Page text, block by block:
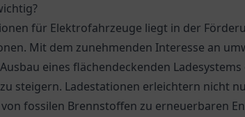
für Elektrofahrzeuge liegt in der
Mit dem zunehmenden Interesse an
eines flächendeckenden
steigern. Ladestationen erleichtern nicht
fossilen Brennstoffen zu erneuerbaren